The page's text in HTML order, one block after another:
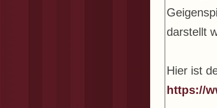
darstellt
Hier ist
https://